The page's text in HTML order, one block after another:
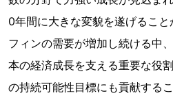
0年間に大きな変貌を遂げるこ
フィンの需要が増加し続ける中
本の経済成長を支える重要な役
の持続可能性目標にも貢献するこ